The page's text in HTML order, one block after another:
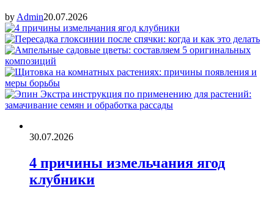
by Admin20.07.2026
30.07.2026
4 причины измельчания ягод
клубники